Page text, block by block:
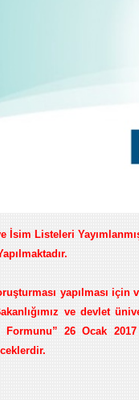
İsim Listeleri
yapılması için
ve devlet
Formunu” 26 Ocak